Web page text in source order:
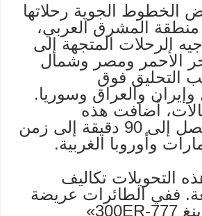
الخطوط الجوية رحلاتها
المشرق العربي،
الرحلات المتجهة إلى
الأحمر ومصر وشمال
التحليق فوق
وإيران والعراق وسوريا.
أضافت هذه
التحويلات ما يصل إلى 90 دقيقة إلى زمن
وأوروبا الغربية.
التحويلات تكاليف
ففي الطائرات عريضة
البدن مثل «بوينغ 777-300ER»